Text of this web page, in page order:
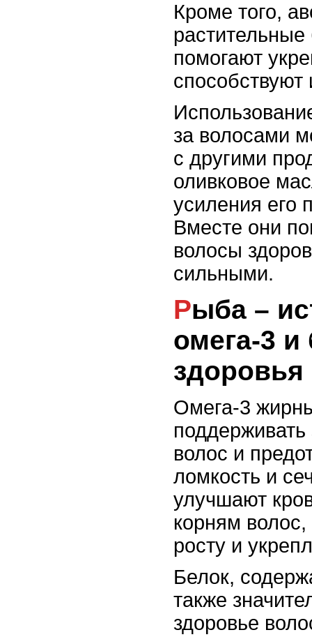
Кроме того,
помогают
способствуют
за волосами
с другими
оливковое
усиления его
Вместе они
волосы
сильными.
Рыба – источник
омега-3 и
здоровья
Омега-3
волос и
ломкость и
улучшают
корням волос,
росту и
Белок,
также
здоровье